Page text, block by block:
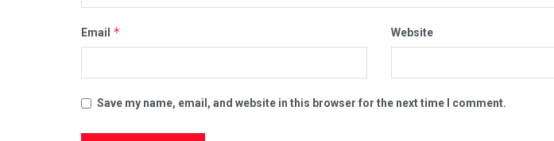
Email * Website
Save my name, email, and website in this browser for the next time I comment.